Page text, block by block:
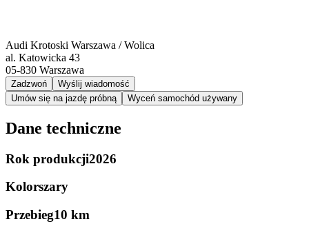
Audi Krotoski Warszawa / Wolica
al. Katowicka 43
05-830 Warszawa
Zadzwoń
Wyślij wiadomość
Umów się na jazdę próbną
Wyceń samochód używany
Dane techniczne
Rok produkcji2026
Kolorszary
Przebieg10 km